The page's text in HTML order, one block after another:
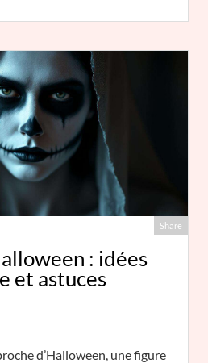
Share
: idées
et astuces
d’Halloween, une figure